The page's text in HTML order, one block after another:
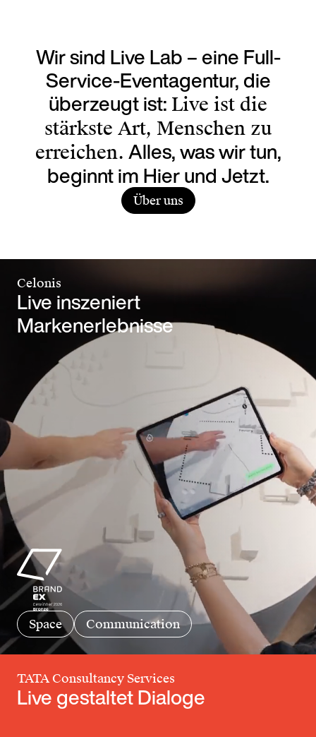
Wir sind Live Lab – eine Full-
Service-Eventagentur, die
überzeugt ist: Live ist die
stärkste Art, Menschen zu
erreichen. Alles, was wir tun,
beginnt im Hier und Jetzt.
Über uns
Celonis
Live inszeniert
Markenerlebnisse
Space Communication
TATA Consultancy Services
Live gestaltet Dialoge